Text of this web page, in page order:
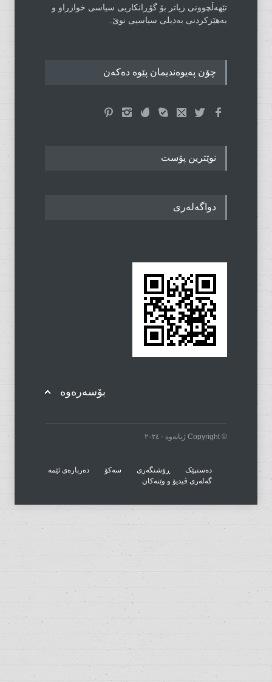
تێهەڵچوونی زیاتر بۆ گۆڕانکاریی سیاسی خوازراو و
بەهێزکردنی بەدیلی سیاسیی نوێ.
چۆن پەیوەندیمان پێوە دەکەن
نوێترین پۆست
ڕۆشنگەری سەکۆ
دەربارەی ئێمە
گەلەری ڤیدیۆ و وێنەکان